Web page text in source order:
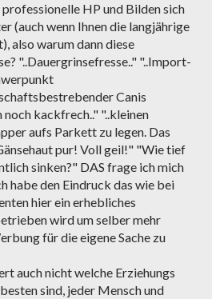
HP und Bilden sich
(auch wenn Ihnen die langjährige
also warum dann diese
"..Dauergrinsefresse.." "..Import-
Canis
noch kackfrech.." "..kleinen
aufs Parkett zu legen. Das
pur! Voll geil!" "Wie tief
sinken?" DAS frage ich mich
habe den Eindruck das wie bei
hier ein erhebliches
wird um selber mehr
für die eigene Sache zu
auch nicht welche Erziehungs
sind, jeder Mensch und